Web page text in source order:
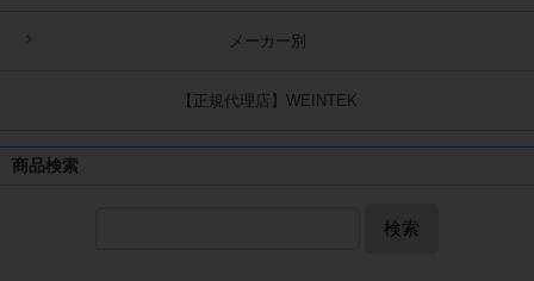
メーカー別
【正規代理店】WEINTEK
商品検索
検索